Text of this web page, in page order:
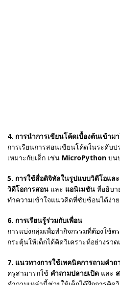
4. การนำการเขียนโค้ดเบื้องต้นเข้าม
การเรียนการสอนเขียนโค้ดในระดับป
เหมาะกับเด็ก เช่น MicroPython บน
5. การใช้สื่อดิจิทัลในรูปแบบวิดีโอแล
วิดีโอการสอน และ แอนิเมชัน ที่อธิบา
ทำความเข้าใจแนวคิดที่ซับซ้อนได้ง่า
6. การเรียนรู้ร่วมกับเพื่อน
การแบ่งกลุ่มเพื่อทำกิจกรรมที่ต้องใช้
กระตุ้นให้เด็กได้คิดวิเคราะห์อย่างรว
7. แนวทางการใช้เทคนิคการถามคำถ
ครูสามารถใช้ คำถามปลายเปิด และ